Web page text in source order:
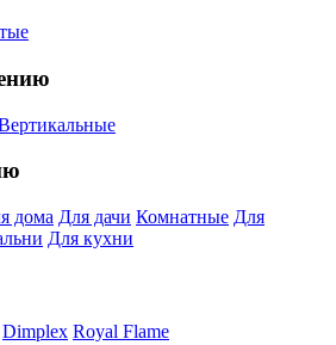
дома Для дачи Комнатные Для
Для кухни
Dimplex Royal Flame